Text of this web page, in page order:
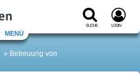
Suche Login
Menü
Betreuung von